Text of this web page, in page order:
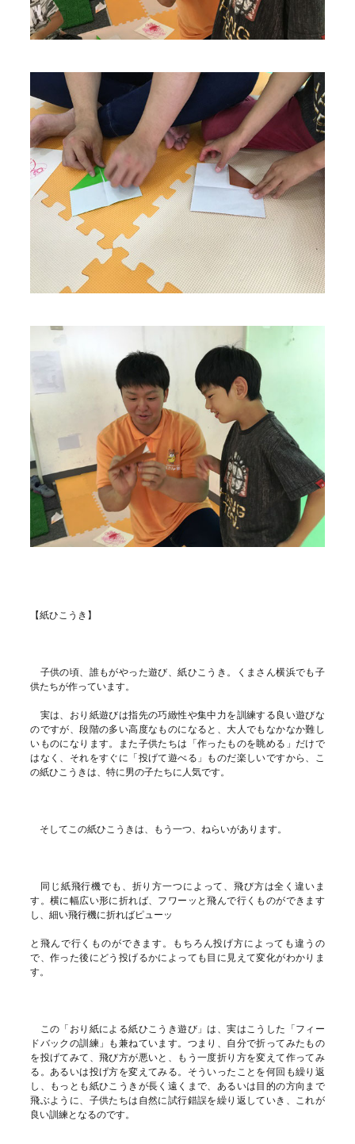
【紙ひこうき】
子供の頃、誰もがやった遊び、紙ひこうき。くまさん横浜でも子
供たちが作っています。
実は、おり紙遊びは指先の巧緻性や集中力を訓練する良い遊びな
のですが、段階の多い高度なものになると、大人でもなかなか難し
いものになります。また子供たちは「作ったものを眺める」だけで
はなく、それをすぐに「投げて遊べる」ものだ楽しいですから、こ
の紙ひこうきは、特に男の子たちに人気です。
そしてこの紙ひこうきは、もう一つ、ねらいがあります。
同じ紙飛行機でも、折り方一つによって、飛び方は全く違いま
す。横に幅広い形に折れば、フワーッと飛んで行くものができます
し、細い飛行機に折ればピューッ
と飛んで行くものができます。もちろん投げ方によっても違うの
で、作った後にどう投げるかによっても目に見えて変化がわかりま
す。
この「おり紙による紙ひこうき遊び」は、実はこうした「フィー
ドバックの訓練」も兼ねています。つまり、自分で折ってみたもの
を投げてみて、飛び方が悪いと、もう一度折り方を変えて作ってみ
る。あるいは投げ方を変えてみる。そういったことを何回も繰り返
し、もっとも紙ひこうきが長く遠くまで、あるいは目的の方向まで
飛ぶように、子供たちは自然に試行錯誤を繰り返していき、これが
良い訓練となるのです。